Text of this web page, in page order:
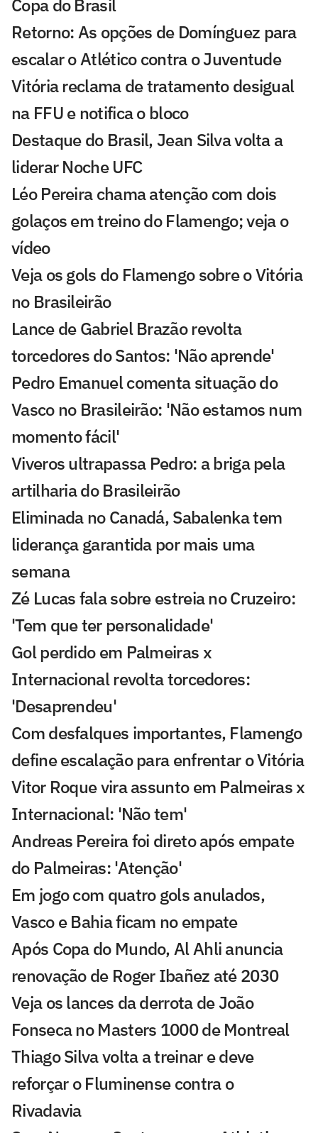
Copa do Brasil
Retorno: As opções de Domínguez para
escalar o Atlético contra o Juventude
Vitória reclama de tratamento desigual
na FFU e notifica o bloco
Destaque do Brasil, Jean Silva volta a
liderar Noche UFC
Léo Pereira chama atenção com dois
golaços em treino do Flamengo; veja o
vídeo
Veja os gols do Flamengo sobre o Vitória
no Brasileirão
Lance de Gabriel Brazão revolta
torcedores do Santos: 'Não aprende'
Pedro Emanuel comenta situação do
Vasco no Brasileirão: 'Não estamos num
momento fácil'
Viveros ultrapassa Pedro: a briga pela
artilharia do Brasileirão
Eliminada no Canadá, Sabalenka tem
liderança garantida por mais uma
semana
Zé Lucas fala sobre estreia no Cruzeiro:
'Tem que ter personalidade'
Gol perdido em Palmeiras x
Internacional revolta torcedores:
'Desaprendeu'
Com desfalques importantes, Flamengo
define escalação para enfrentar o Vitória
Vitor Roque vira assunto em Palmeiras x
Internacional: 'Não tem'
Andreas Pereira foi direto após empate
do Palmeiras: 'Atenção'
Em jogo com quatro gols anulados,
Vasco e Bahia ficam no empate
Após Copa do Mundo, Al Ahli anuncia
renovação de Roger Ibañez até 2030
Veja os lances da derrota de João
Fonseca no Masters 1000 de Montreal
Thiago Silva volta a treinar e deve
reforçar o Fluminense contra o
Rivadavia